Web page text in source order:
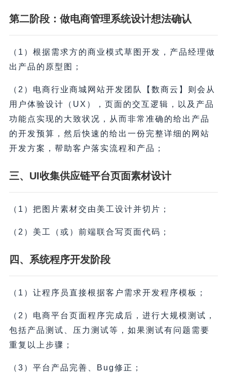
第二阶段：做电商管理系统设计想法确认
（1）根据需求方的商业模式草图开发，产品经理做
出产品的原型图；
（2）电商行业商城网站开发团队【数商云】则会从
用户体验设计（UX），页面的交互逻辑，以及产品
功能点实现的大致状况，从而非常准确的给出产品
的开发预算，然后快速的给出一份完整详细的网站
开发方案，帮助客户落实流程和产品；
三、UI收集供应链平台页面素材设计
（1）把图片素材交由美工设计并切片；
（2）美工（或）前端联合写页面代码；
四、系统程序开发阶段
（1）让程序员直接根据客户需求开发程序模板；
（2）电商平台页面程序完成后，进行大规模测试，
包括产品测试、压力测试等，如果测试有问题需要
重复以上步骤；
（3）平台产品完善、Bug修正；